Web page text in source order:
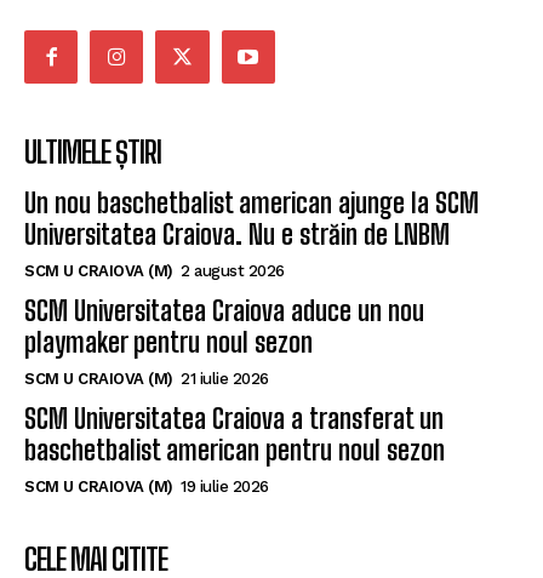
ULTIMELE ȘTIRI
Un nou baschetbalist american ajunge la SCM
Universitatea Craiova. Nu e străin de LNBM
SCM U CRAIOVA (M) 2 august 2026
SCM Universitatea Craiova aduce un nou
playmaker pentru noul sezon
SCM U CRAIOVA (M) 21 iulie 2026
SCM Universitatea Craiova a transferat un
baschetbalist american pentru noul sezon
SCM U CRAIOVA (M) 19 iulie 2026
CELE MAI CITITE